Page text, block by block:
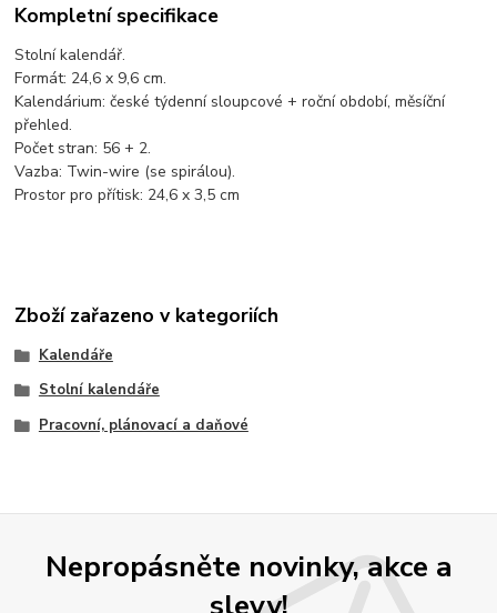
Kompletní specifikace
Stolní kalendář.
Formát: 24,6 x 9,6 cm.
Kalendárium: české týdenní sloupcové + roční období, měsíční
přehled.
Počet stran: 56 + 2.
Vazba: Twin-wire (se spirálou).
Prostor pro přítisk: 24,6 x 3,5 cm
Zboží zařazeno v kategoriích
Kalendáře
Stolní kalendáře
Pracovní, plánovací a daňové
Nepropásněte novinky, akce a